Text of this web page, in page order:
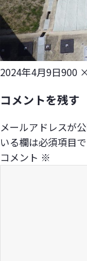
投
日:
2024年4月9日フ
サ
ズ
900
コメントを残す
メールアドレスが
いる欄は必須項目
コメント ※